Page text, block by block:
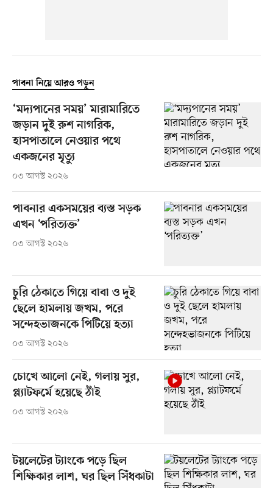
পাবনা নিয়ে আরও পড়ুন
‘মদ্যপানের সময়’ মারামারিতে
জড়ান দুই রুশ নাগরিক,
হাসপাতালে নেওয়ার পথে
একজনের মৃত্যু
০৩ আগস্ট ২০২৬
পাবনার একসময়ের ব্যস্ত সড়ক
এখন ‘পরিত্যক্ত’
০৩ আগস্ট ২০২৬
চুরি ঠেকাতে গিয়ে বাবা ও দুই
ছেলে হামলায় জখম, পরে
সন্দেহভাজনকে পিটিয়ে হত্যা
০৩ আগস্ট ২০২৬
চোখে আলো নেই, গলায় সুর,
প্ল্যাটফর্মে হয়েছে ঠাঁই
০৩ আগস্ট ২০২৬
টয়লেটের ট্যাংকে পড়ে ছিল
শিক্ষিকার লাশ, ঘর ছিল সিঁধকাটা